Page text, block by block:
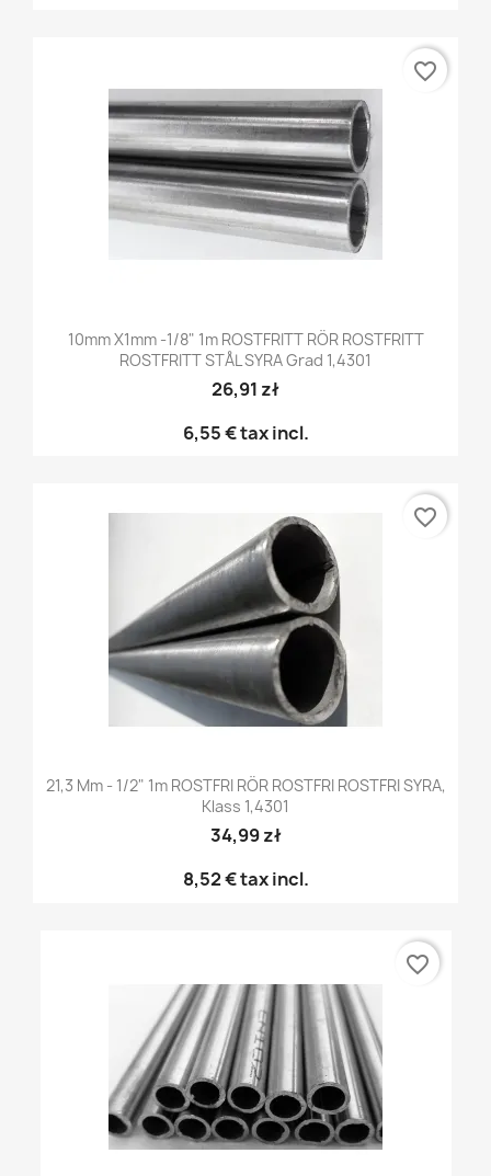
10mm X1mm -1/8" 1m ROSTFRITT RÖR ROSTFRITT
ROSTFRITT STÅL SYRA Grad 1,4301
26,91 zł
6,55 €tax incl.
favorite_border
21,3 Mm - 1/2" 1m ROSTFRI RÖR ROSTFRI ROSTFRI SYRA,
Klass 1,4301
34,99 zł
8,52 €tax incl.
favorite_border
favorite_border